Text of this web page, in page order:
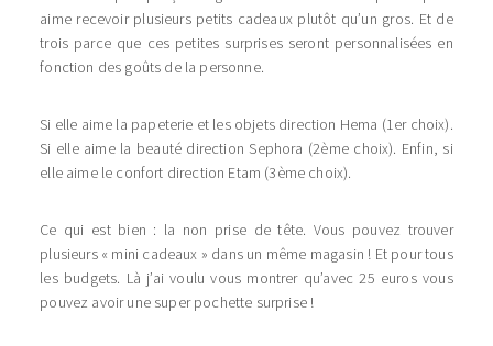
aime recevoir plusieurs petits cadeaux plutôt qu’un gros. Et de
trois parce que ces petites surprises seront personnalisées en
fonction des goûts de la personne.
Si elle aime la papeterie et les objets direction Hema (1er choix).
Si elle aime la beauté direction Sephora (2ème choix). Enfin, si
elle aime le confort direction Etam (3ème choix).
Ce qui est bien : la non prise de tête. Vous pouvez trouver
plusieurs « mini cadeaux » dans un même magasin ! Et pour tous
les budgets. Là j’ai voulu vous montrer qu’avec 25 euros vous
pouvez avoir une super pochette surprise !